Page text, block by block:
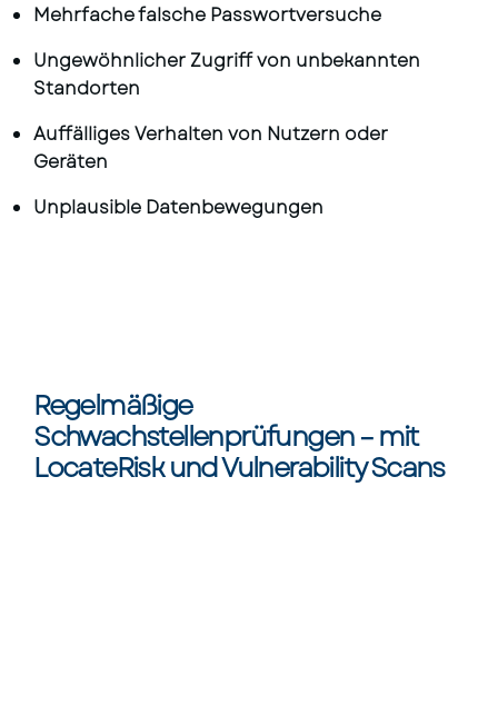
Mehrfache falsche Passwortversuche
Ungewöhnlicher Zugriff von unbekannten
Standorten
Auffälliges Verhalten von Nutzern oder
Geräten
Unplausible Datenbewegungen
Regelmäßige
Schwachstellenprüfungen – mit
LocateRisk und Vulnerability Scans